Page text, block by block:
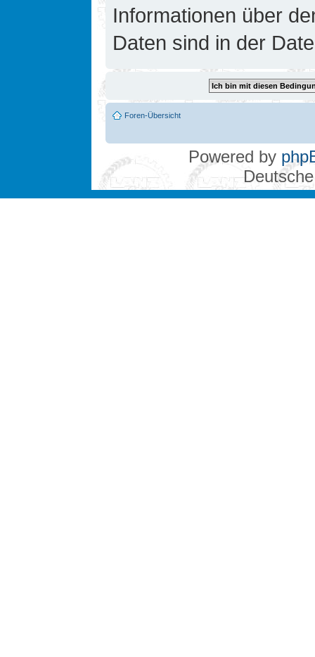
Informationen über
Daten sind in der
Foren-Übersicht
Powered by